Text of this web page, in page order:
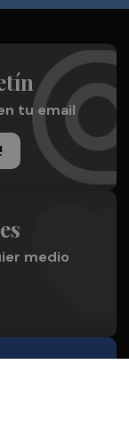
tu email
medio